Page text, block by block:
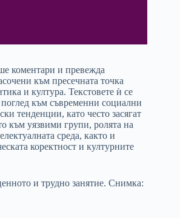
коментари и превежда
към пресечната точка
и култура. Текстовете ѝ се
към съвременни социални
тенденции, като често засягат
към уязвими групи, ролята на
среда, както и
коректност и културните